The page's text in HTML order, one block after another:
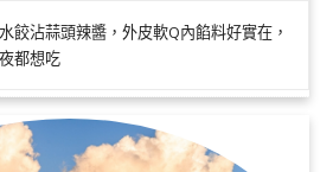
餃沾蒜頭辣醬，外皮軟Q內餡料好實在，
都想吃